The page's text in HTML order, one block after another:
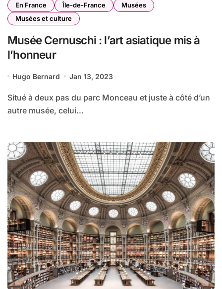
En France Île-de-France
Musées
Musées et culture
Musée Cernuschi : l’art asiatique mis à
l’honneur
Hugo Bernard Jan 13, 2023
Situé à deux pas du parc Monceau et juste à côté d’un
autre musée, celui...